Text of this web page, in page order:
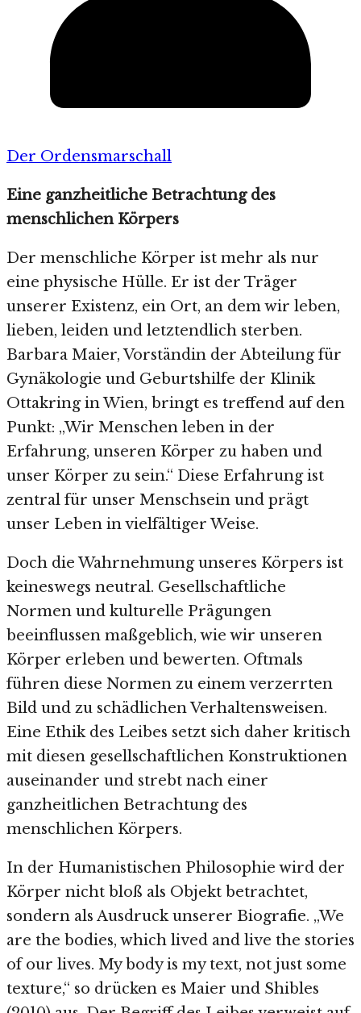
Der Ordensmarschall
Eine ganzheitliche Betrachtung des
menschlichen Körpers
Der menschliche Körper ist mehr als nur
eine physische Hülle. Er ist der Träger
unserer Existenz, ein Ort, an dem wir leben,
lieben, leiden und letztendlich sterben.
Barbara Maier, Vorständin der Abteilung für
Gynäkologie und Geburtshilfe der Klinik
Ottakring in Wien, bringt es treffend auf den
Punkt: „Wir Menschen leben in der
Erfahrung, unseren Körper zu haben und
unser Körper zu sein.“ Diese Erfahrung ist
zentral für unser Menschsein und prägt
unser Leben in vielfältiger Weise.
Doch die Wahrnehmung unseres Körpers ist
keineswegs neutral. Gesellschaftliche
Normen und kulturelle Prägungen
beeinflussen maßgeblich, wie wir unseren
Körper erleben und bewerten. Oftmals
führen diese Normen zu einem verzerrten
Bild und zu schädlichen Verhaltensweisen.
Eine Ethik des Leibes setzt sich daher kritisch
mit diesen gesellschaftlichen Konstruktionen
auseinander und strebt nach einer
ganzheitlichen Betrachtung des
menschlichen Körpers.
In der Humanistischen Philosophie wird der
Körper nicht bloß als Objekt betrachtet,
sondern als Ausdruck unserer Biografie. „We
are the bodies, which lived and live the stories
of our lives. My body is my text, not just some
texture,“ so drücken es Maier und Shibles